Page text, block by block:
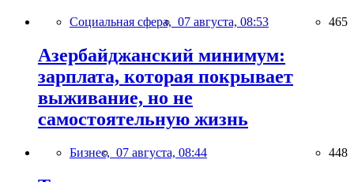
Социальная сфера, 07 августа, 08:53 465
Азербайджанский минимум:
зарплата, которая покрывает
выживание, но не
самостоятельную жизнь
Бизнес, 07 августа, 08:44 448